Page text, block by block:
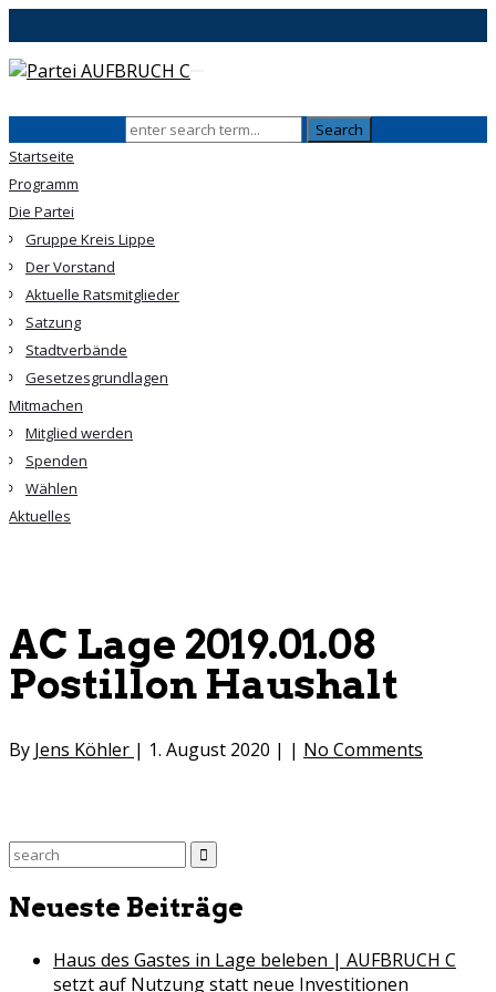
Startseite
Programm
Die Partei
Gruppe Kreis Lippe
Der Vorstand
Aktuelle Ratsmitglieder
Satzung
Stadtverbände
Gesetzesgrundlagen
Mitmachen
Mitglied werden
Spenden
Wählen
Aktuelles
AC Lage 2019.01.08
Postillon Haushalt
By Jens Köhler | 1. August 2020 | | No Comments
Search
Neueste Beiträge
Haus des Gastes in Lage beleben | AUFBRUCH C
setzt auf Nutzung statt neue Investitionen